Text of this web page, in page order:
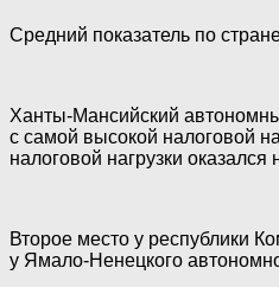
Средний показатель по
Ханты-Мансийский
с самой высокой налоговой
налоговой нагрузки
Второе место у республики
у Ямало-Ненецкого